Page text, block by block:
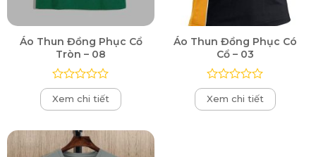
Áo Thun Đồng Phục Cổ
Tròn – 08
Được
xếp
hạng
sao
Xem chi tiết
Áo Thun Đồng Phục Có
Cổ – 03
Được
xếp
hạng
Xem chi tiết